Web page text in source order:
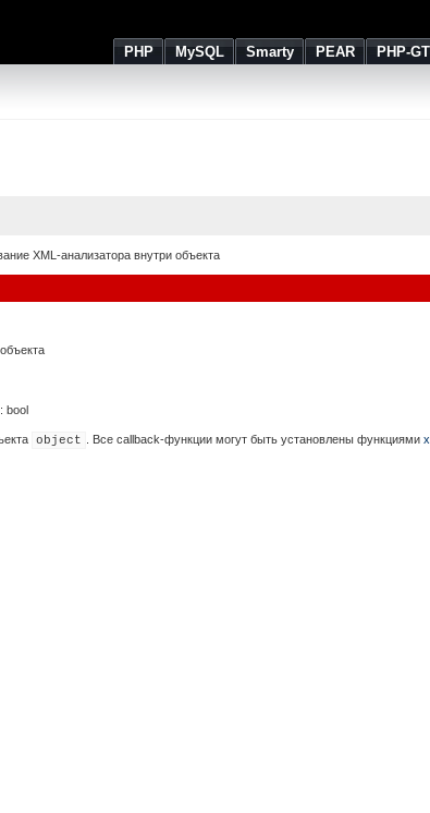
PHP MySQL Smarty PEAR PHP-
XML-анализатора внутри объекта
bool
object . Все callback-функции могут быть установлены функциями